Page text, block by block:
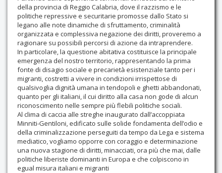
della provincia di Reggio Calabria, dove il razzismo e le
politiche repressive e securitarie promosse dallo Stato si
legano alle note dinamiche di sfruttamento, criminalità
organizzata e complessiva negazione dei diritti, proveremo a
ragionare su possibili percorsi di azione da intraprendere.
In particolare, la questione abitativa costituisce la principale
emergenza del nostro territorio, rappresentando la prima
fonte di disagio sociale e precarietà esistenziale tanto per i
migranti, costretti a vivere in condizioni irrispettose di
qualsivoglia dignità umana in tendopoli e ghetti abbandonati,
quanto per gli italiani, il cui diritto alla casa non gode di alcun
riconoscimento nelle sempre più flebili politiche sociali.
Al clima di caccia alle streghe inaugurato dall’accoppiata
Minniti-Gentiloni, edificato sulle solide fondamenta dell’odio e
della criminalizzazione perseguiti da tempo da Lega e sistema
mediatico, vogliamo opporre con coraggio e determinazione
una nuova stagione di diritti, minacciati, ora più che mai, dalle
politiche liberiste dominanti in Europa e che colpiscono in
egual misura italiani e migranti